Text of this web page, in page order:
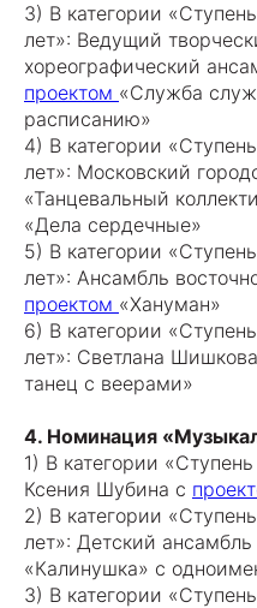
3) В категории
лет»: Ведущий
хореографический
проектом «Служба
расписанию»
4) В категории
лет»: Московский
«Танцевальный
«Дела сердечные»
5) В категории
лет»: Ансамбль
проектом «Хануман»
6) В категории
лет»: Светлана
танец с веерами»
4. Номинация
1) В категории
Ксения Шубина с
2) В категории
лет»: Детский
«Калинушка» с
3) В категории